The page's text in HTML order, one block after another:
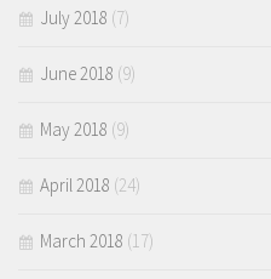
July 2018 (7)
June 2018 (9)
May 2018 (9)
April 2018 (24)
March 2018 (17)